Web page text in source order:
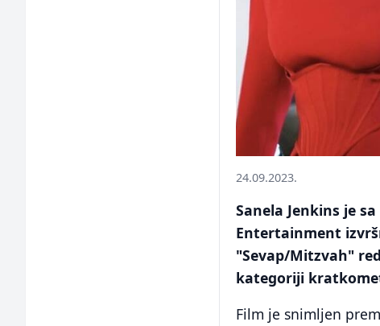
24.09.2023.
Sanela Jenkins je
Entertainment
"Sevap/Mitzvah"
kategoriji
Film je snimljen